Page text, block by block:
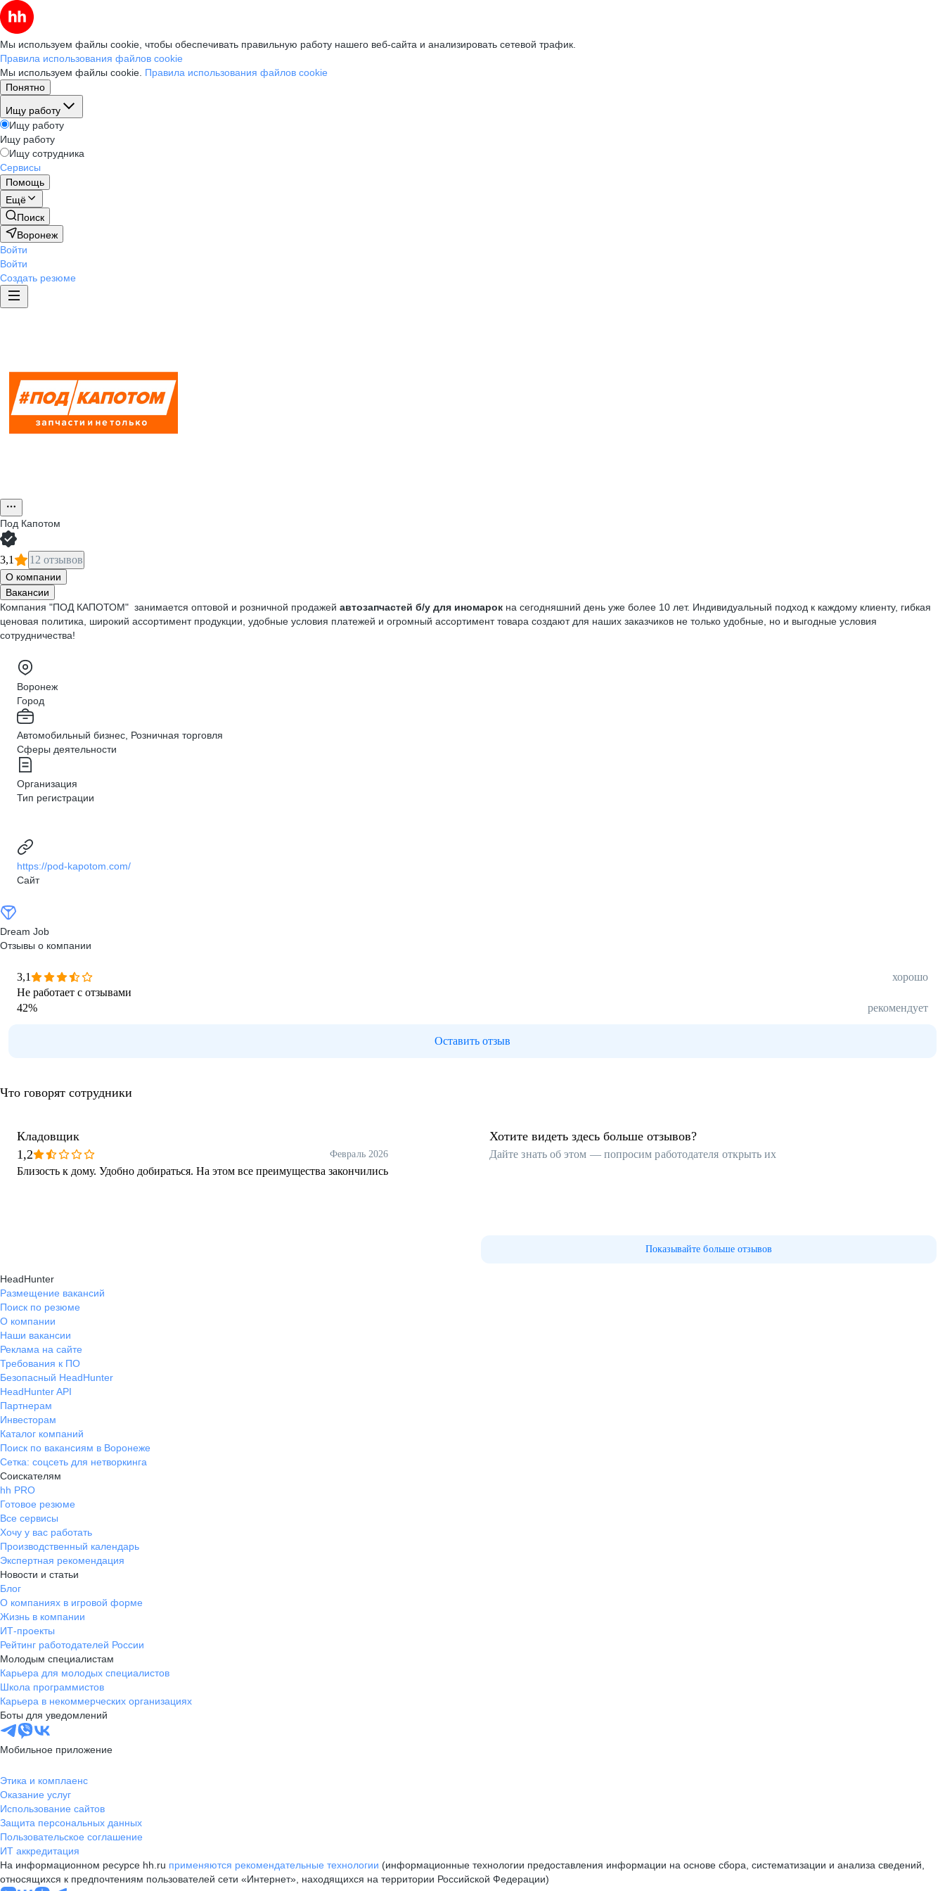
Мы используем файлы cookie, чтобы обеспечивать правильную работу нашего веб-сайта и анализировать сетевой трафик.
Правила использования файлов cookie
Мы используем файлы cookie. Правила использования файлов cookie
Понятно
Ищу работу
Ищу работу
Ищу работу
Ищу сотрудника
Сервисы
Помощь
Ещё
Поиск
Воронеж
Войти
Войти
Создать резюме
Под Капотом
3,1 12 отзывов
О компании
Вакансии
Компания "ПОД КАПОТОМ" занимается оптовой и розничной продажей автозапчастей б/у для иномарок на сегодняшний день уже более 10 лет. Индивидуальный подход к каждому клиенту, гибкая
ценовая политика, широкий ассортимент продукции, удобные условия платежей и огромный ассортимент товара создают для наших заказчиков не только удобные, но и выгодные условия
сотрудничества!
Воронеж
Город
Автомобильный бизнес, Розничная торговля
Сферы деятельности
Организация
Тип регистрации
https://pod-kapotom.com/
Сайт
Dream Job
Отзывы о компании
3,1
хорошо
Не работает с отзывами
42% рекомендует
Оставить отзыв
Что говорят сотрудники
Кладовщик
1,2
Февраль 2026
Близость к дому. Удобно добираться. На этом все преимущества закончились
Хотите видеть здесь больше отзывов?
Дайте знать об этом — попросим работодателя открыть их
Показывайте больше отзывов
HeadHunter
Размещение вакансий
Поиск по резюме
О компании
Наши вакансии
Реклама на сайте
Требования к ПО
Безопасный HeadHunter
HeadHunter API
Партнерам
Инвесторам
Каталог компаний
Поиск по вакансиям в Воронеже
Сетка: соцсеть для нетворкинга
Соискателям
hh PRO
Готовое резюме
Все сервисы
Хочу у вас работать
Производственный календарь
Экспертная рекомендация
Новости и статьи
Блог
О компаниях в игровой форме
Жизнь в компании
ИТ-проекты
Рейтинг работодателей России
Молодым специалистам
Карьера для молодых специалистов
Школа программистов
Карьера в некоммерческих организациях
Боты для уведомлений
Мобильное приложение
Этика и комплаенс
Оказание услуг
Использование сайтов
Защита персональных данных
Пользовательское соглашение
ИТ аккредитация
На информационном ресурсе hh.ru применяются рекомендательные технологии (информационные технологии предоставления информации на основе сбора, систематизации и анализа сведений,
относящихся к предпочтениям пользователей сети «Интернет», находящихся на территории Российской Федерации)